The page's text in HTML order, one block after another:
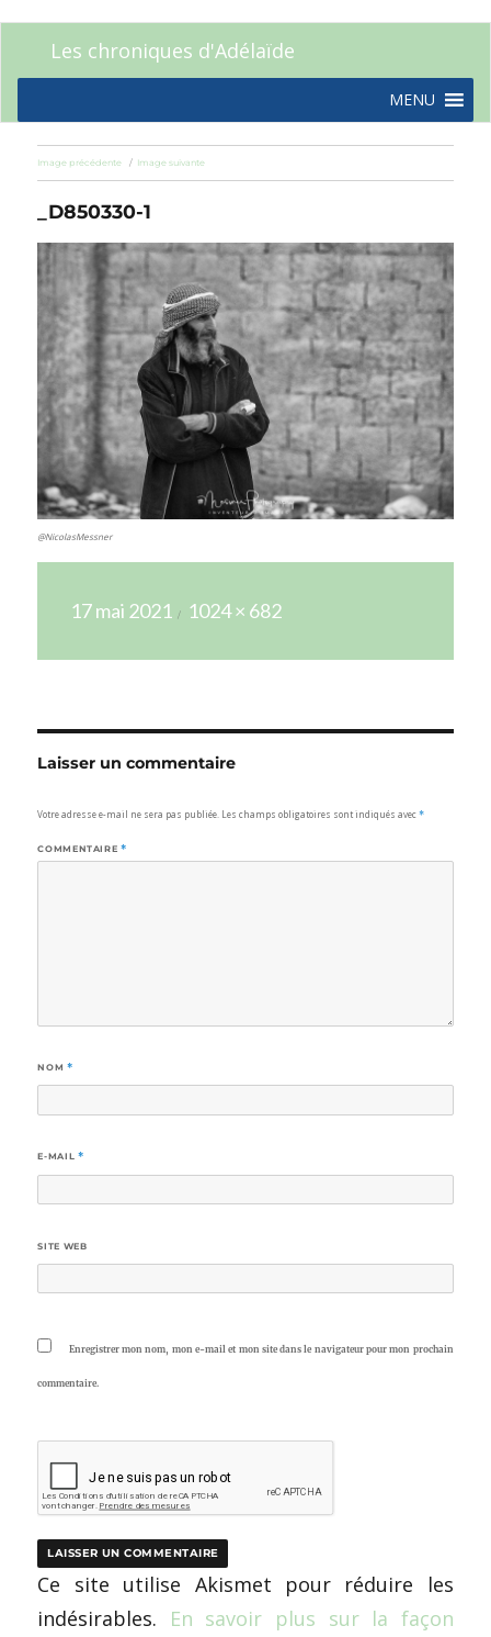
Les chroniques d'Adélaïde
MENU
Image précédente Image suivante
_D850330-1
@NicolasMessner
le
17 mai 2021
réelle
1024 × 682
Laisser un commentaire
Votre adresse e-mail ne sera pas publiée. Les champs obligatoires sont indiqués avec*
COMMENTAIRE *
NOM *
E-MAIL *
SITE WEB
Enregistrer mon nom, mon e-mail et mon site dans le navigateur pour mon prochain
commentaire.
Ce site utilise Akismet pour réduire les
indésirables. En savoir plus sur la façon